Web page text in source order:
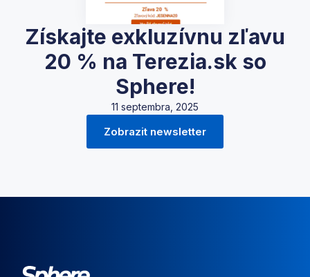
Získajte exkluzívnu zľavu
20 % na Terezia.sk so
Sphere!
11 septembra, 2025
Zobrazit newsletter